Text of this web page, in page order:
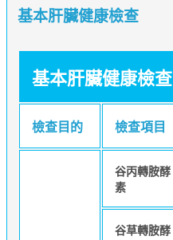
基本肝臟健康檢查
基本肝臟健康檢查
檢查目的 檢查項目
谷丙轉胺酵
素
谷草轉胺酵